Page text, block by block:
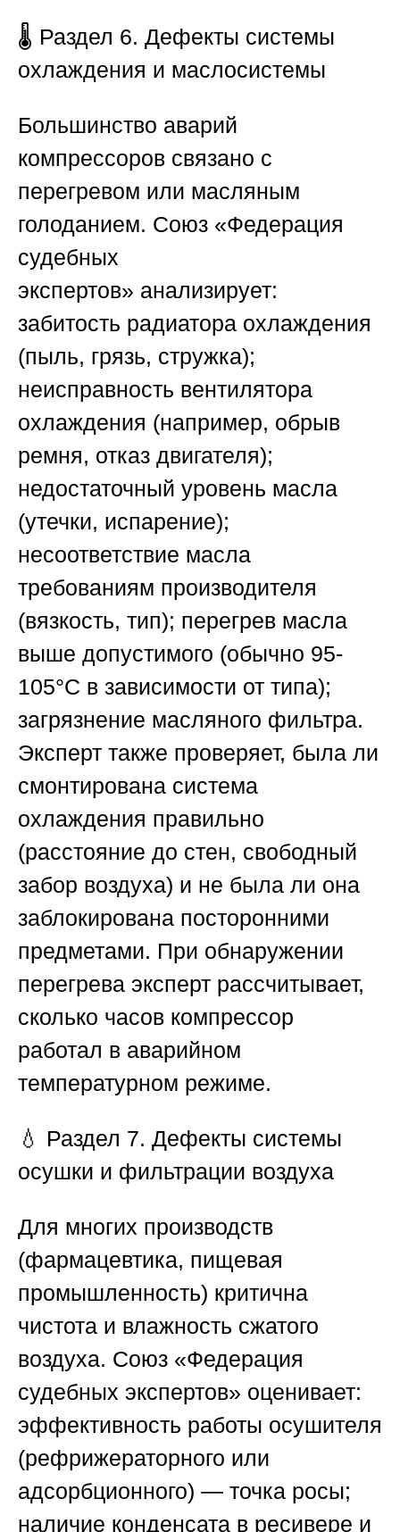
🌡️ Раздел 6. Дефекты системы
охлаждения и маслосистемы
Большинство аварий
компрессоров связано с
перегревом или масляным
голоданием. Союз «Федерация
судебных
экспертов» анализирует:
забитость радиатора охлаждения
(пыль, грязь, стружка);
неисправность вентилятора
охлаждения (например, обрыв
ремня, отказ двигателя);
недостаточный уровень масла
(утечки, испарение);
несоответствие масла
требованиям производителя
(вязкость, тип); перегрев масла
выше допустимого (обычно 95-
105°C в зависимости от типа);
загрязнение масляного фильтра.
Эксперт также проверяет, была ли
смонтирована система
охлаждения правильно
(расстояние до стен, свободный
забор воздуха) и не была ли она
заблокирована посторонними
предметами. При обнаружении
перегрева эксперт рассчитывает,
сколько часов компрессор
работал в аварийном
температурном режиме.
💧 Раздел 7. Дефекты системы
осушки и фильтрации воздуха
Для многих производств
(фармацевтика, пищевая
промышленность) критична
чистота и влажность сжатого
воздуха. Союз «Федерация
судебных экспертов» оценивает:
эффективность работы осушителя
(рефрижераторного или
адсорбционного) — точка росы;
наличие конденсата в ресивере и